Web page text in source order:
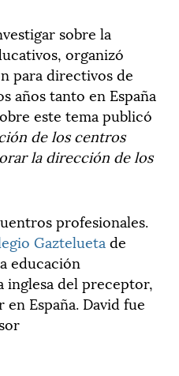
sobre la
organizó
para directivos de
años tanto en España
este tema publicó
de los centros
la dirección de los
profesionales.
Gaztelueta de
educación
inglesa del preceptor,
España. David fue